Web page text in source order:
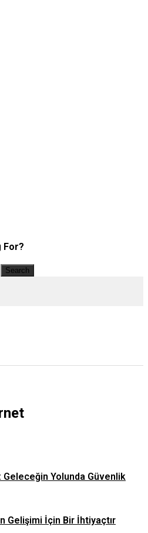
For?
Geleceğin Yolunda Güvenlik
Gelişimi İçin Bir İhtiyaçtır